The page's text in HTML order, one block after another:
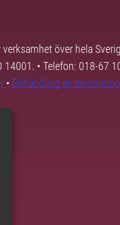
över hela
• Telefon: 018-67
• Behandling av